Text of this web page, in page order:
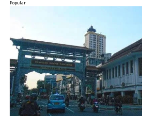
Popular